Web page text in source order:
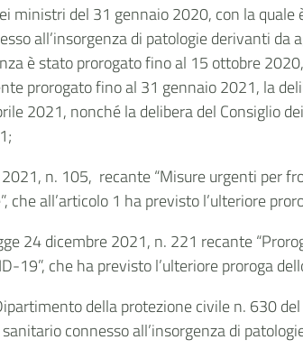
ministri del 31 gennaio 2020, con la
all’insorgenza di patologie derivanti
è stato prorogato fino al 15 ottobre
prorogato fino al 31 gennaio 2021, la
2021, nonché la delibera del Consiglio
n. 105, recante “Misure urgenti per
che all’articolo 1 ha previsto l’ulteriore
24 dicembre 2021, n. 221 recante
19”, che ha previsto l’ulteriore proroga
della protezione civile n. 630
connesso all’insorgenza di